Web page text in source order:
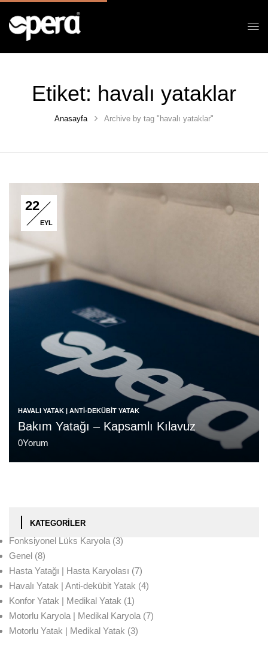
Etiket: havalı yataklar
Anasayfa Archive by tag "havalı yataklar"
KATEGORILER
Fonksiyonel Lüks Karyola (3)
Genel (8)
Hasta Yatağı | Hasta Karyolası (7)
Havalı Yatak | Anti-dekübit Yatak (4)
Konfor Yatak | Medikal Yatak (1)
Motorlu Karyola | Medikal Karyola (7)
Motorlu Yatak | Medikal Yatak (3)
22
EYL
HAVALI YATAK | ANTI-DEKÜBIT YATAK
Bakım Yatağı – Kapsamlı Kılavuz
0Yorum